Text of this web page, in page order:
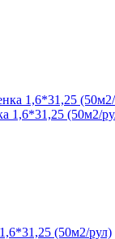
1,6*31,25 (50м2/